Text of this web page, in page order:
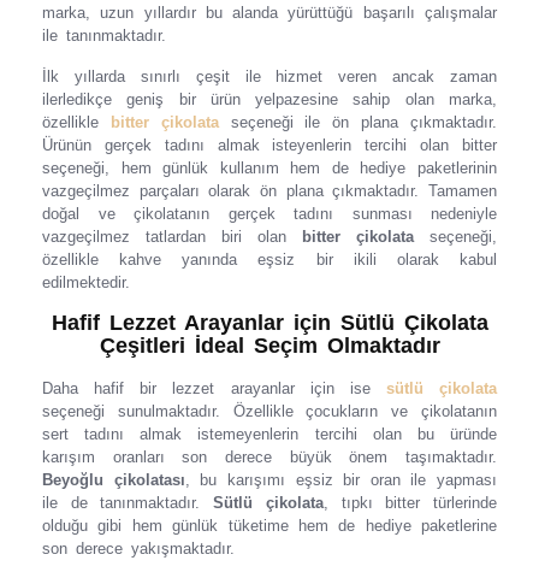
marka, uzun yıllardır bu alanda yürüttüğü başarılı çalışmalar
ile tanınmaktadır.
İlk yıllarda sınırlı çeşit ile hizmet veren ancak zaman
ilerledikçe geniş bir ürün yelpazesine sahip olan marka,
özellikle
bitter çikolataseçeneği ile ön plana çıkmaktadır.
Ürünün gerçek tadını almak isteyenlerin tercihi olan bitter
seçeneği, hem günlük kullanım hem de hediye paketlerinin
vazgeçilmez parçaları olarak ön plana çıkmaktadır. Tamamen
doğal ve çikolatanın gerçek tadını sunması nedeniyle
vazgeçilmez tatlardan biri olan
bitter çikolataseçeneği,
özellikle kahve yanında eşsiz bir ikili olarak kabul
edilmektedir.
Hafif Lezzet Arayanlar için Sütlü Çikolata
Çeşitleri İdeal Seçim Olmaktadır
Daha hafif bir lezzet arayanlar için ise sütlü çikolata
seçeneği sunulmaktadır. Özellikle çocukların ve çikolatanın
sert tadını almak istemeyenlerin tercihi olan bu üründe
karışım oranları son derece büyük önem taşımaktadır.
Beyoğlu çikolatası, bu karışımı eşsiz bir oran ile yapması
ile de tanınmaktadır.Sütlü çikolata, tıpkı bitter türlerinde
olduğu gibi hem günlük tüketime hem de hediye paketlerine
son derece yakışmaktadır.